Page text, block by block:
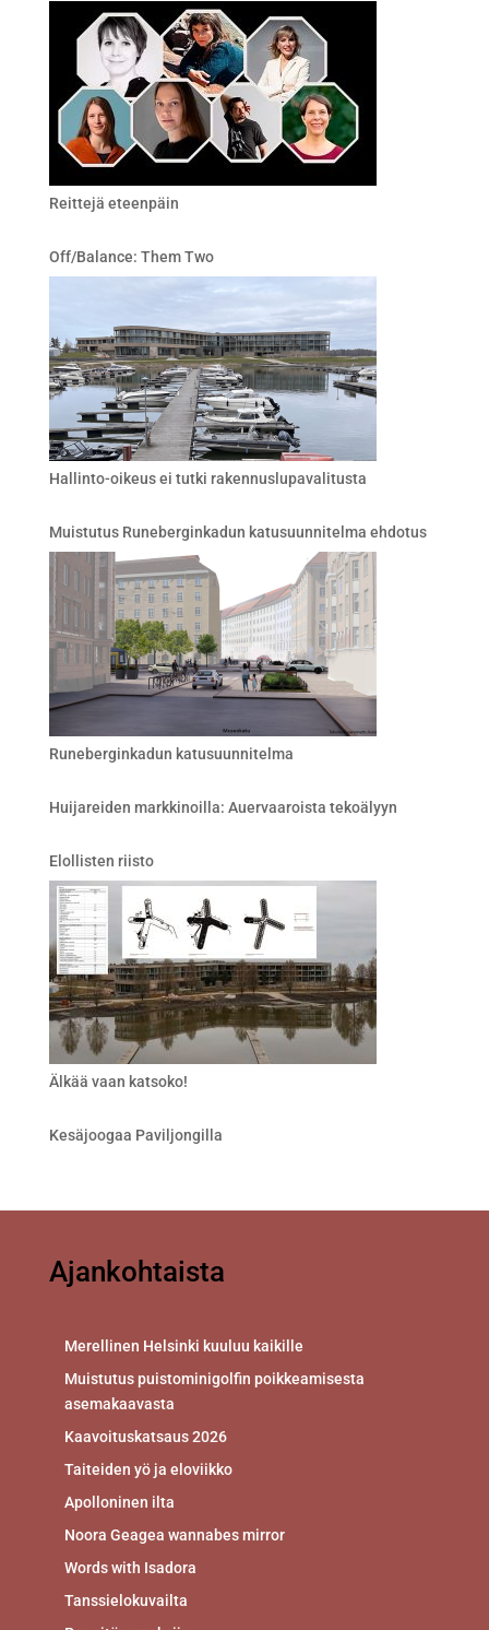
Reittejä eteenpäin
Off/Balance: Them Two
Hallinto-oikeus ei tutki rakennuslupavalitusta
Muistutus Runeberginkadun katusuunnitelma ehdotus
Runeberginkadun katusuunnitelma
Huijareiden markkinoilla: Auervaaroista tekoälyyn
Elollisten riisto
Älkää vaan katsoko!
Kesäjoogaa Paviljongilla
Ajankohtaista
Merellinen Helsinki kuuluu kaikille
Muistutus puistominigolfin poikkeamisesta
asemakaavasta
Kaavoituskatsaus 2026
Taiteiden yö ja eloviikko
Apolloninen ilta
Noora Geagea wannabes mirror
Words with Isadora
Tanssielokuvailta